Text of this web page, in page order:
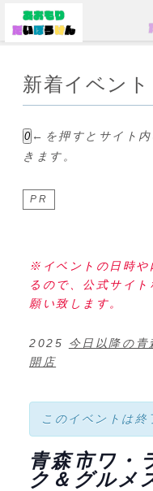
新着イベント
0 ←を押すとサイト内
きます。
PR
※イベントの日時や
るので、公式サイ
願い致します。
2025 今日以降の青
開店
このイベントは終
青森市ワ・
ク＆グルメ
メニュー